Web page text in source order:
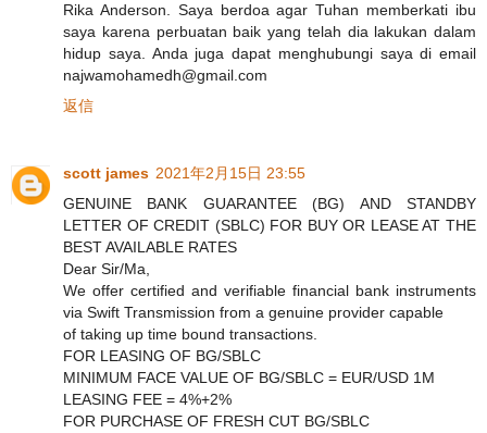
Rika Anderson. Saya berdoa agar Tuhan memberkati ibu
saya karena perbuatan baik yang telah dia lakukan dalam
hidup saya. Anda juga dapat menghubungi saya di email
najwamohamedh@gmail.com
返信
scott james 2021年2月15日 23:55
GENUINE BANK GUARANTEE (BG) AND STANDBY
LETTER OF CREDIT (SBLC) FOR BUY OR LEASE AT THE
BEST AVAILABLE RATES
Dear Sir/Ma,
We offer certified and verifiable financial bank instruments
via Swift Transmission from a genuine provider capable
of taking up time bound transactions.
FOR LEASING OF BG/SBLC
MINIMUM FACE VALUE OF BG/SBLC = EUR/USD 1M
LEASING FEE = 4%+2%
FOR PURCHASE OF FRESH CUT BG/SBLC